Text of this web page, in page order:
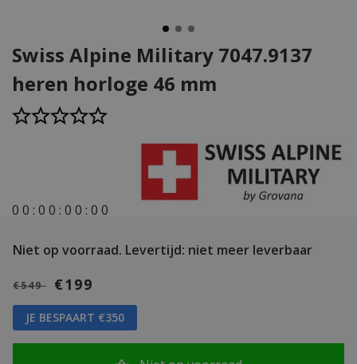
Swiss Alpine Military 7047.9137
heren horloge 46 mm
0 0 : 0 0 : 0 0 : 0 0
Niet op voorraad. Levertijd: niet meer leverbaar
€549 €199
JE BESPAART €350